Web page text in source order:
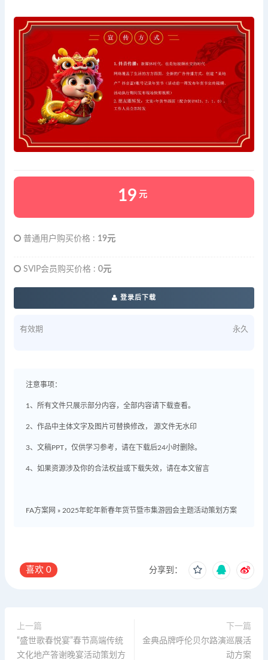
19 元
普通用户购买价格 : 19元
SVIP会员购买价格 : 0元
登录后下载
有效期 永久
注意事项：
1、所有文件只展示部分内容，全部内容请下载查看。
2、作品中主体文字及图片可替换修改， 源文件无水印
3、文稿PPT，仅供学习参考，请在下载后24小时删除。
4、如果资源涉及你的合法权益或下载失效，请在本文留言
FA方案网 » 2025年蛇年新春年货节暨市集游园会主题活动策划方案
喜欢 0 分享到：
上一篇
“盛世歌春悦宴”春节高端传统
文化地产答谢晚宴活动策划方
下一篇
金典品牌呼伦贝尔路演巡展活
动方案